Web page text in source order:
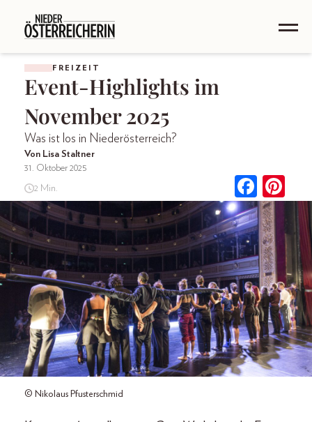
FREIZEIT
Event-Highlights im
November 2025
Was ist los in Niederösterreich?
Von Lisa Staltner
31. Oktober 2025
2 Min.
© Nikolaus Pfusterschmid